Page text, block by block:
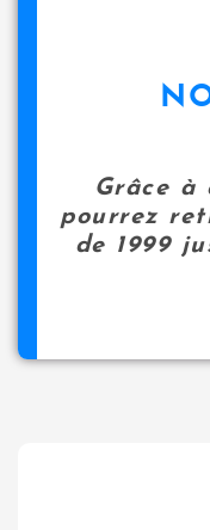
Grâce à
pourrez
de 1999